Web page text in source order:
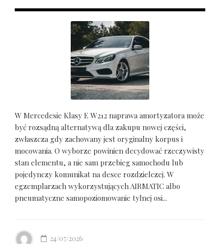
W Mercedesie Klasy E W212 naprawa amortyzatora może
być rozsądną alternatywą dla zakupu nowej części,
zwłaszcza gdy zachowany jest oryginalny korpus i
mocowania. O wyborze powinien decydować rzeczywisty
stan elementu, a nie sam przebieg samochodu lub
pojedynczy komunikat na desce rozdzielczej. W
egzemplarzach wykorzystujących AIRMATIC albo
pneumatyczne samopoziomowanie tylnej osi...
24/07/2026